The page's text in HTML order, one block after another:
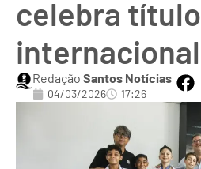
celebra título
internacional
Redação Santos Notícias
04/03/2026 17:26